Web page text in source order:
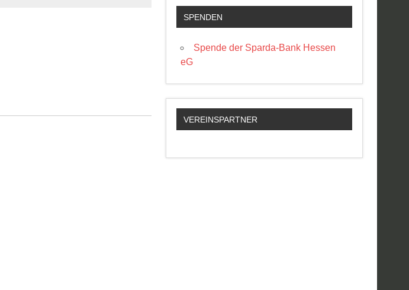
SPENDEN
Spende der Sparda-Bank Hessen
eG
VEREINSPARTNER